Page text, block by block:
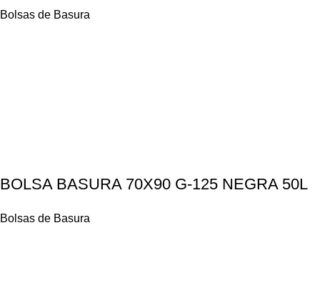
Bolsas de Basura
BOLSA BASURA 70X90 G-125 NEGRA 50L
Bolsas de Basura